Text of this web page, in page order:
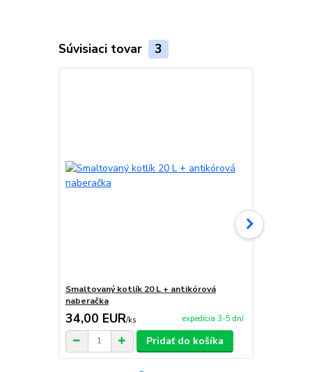
Súvisiaci tovar 3
Smaltovaný kotlík 20 L + antikórová
naberačka
34,00 EUR/ks expedícia 3-5 dní
Pridať do košíka